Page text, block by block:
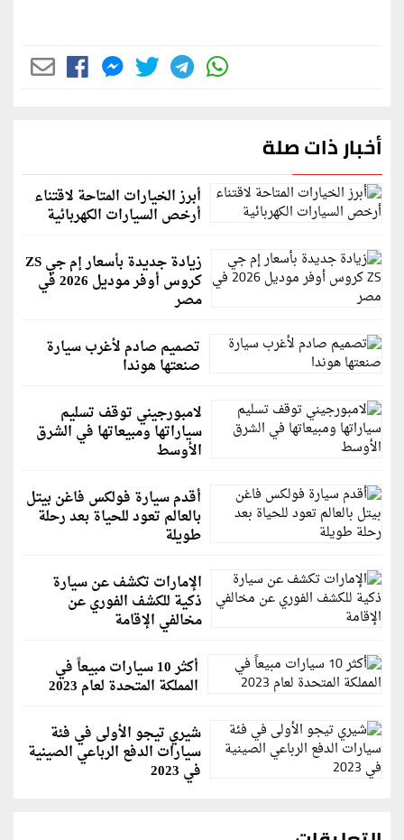
أخبار ذات صلة
أبرز الخيارات المتاحة لاقتناء
أرخص السيارات الكهربائية
زيادة جديدة بأسعار إم جي ZS
كروس أوفر موديل 2026 في
مصر
تصميم صادم لأغرب سيارة
صنعتها هوندا
لامبورجيني توقف تسليم
سياراتها ومبيعاتها في الشرق
الأوسط
أقدم سيارة فولكس فاغن بيتل
بالعالم تعود للحياة بعد رحلة
طويلة
الإمارات تكشف عن سيارة
ذكية للكشف الفوري عن
مخالفي الإقامة
أكثر 10 سيارات مبيعاً في
المملكة المتحدة لعام 2023
شيري تيجو الأولى في فئة
سيارات الدفع الرباعي الصينية
في 2023